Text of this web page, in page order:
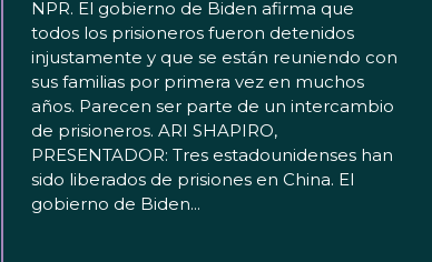
NPR. El gobierno de Biden afirma que
todos los prisioneros fueron detenidos
injustamente y que se están reuniendo con
sus familias por primera vez en muchos
años. Parecen ser parte de un intercambio
de prisioneros. ARI SHAPIRO,
PRESENTADOR: Tres estadounidenses han
sido liberados de prisiones en China. El
gobierno de Biden...